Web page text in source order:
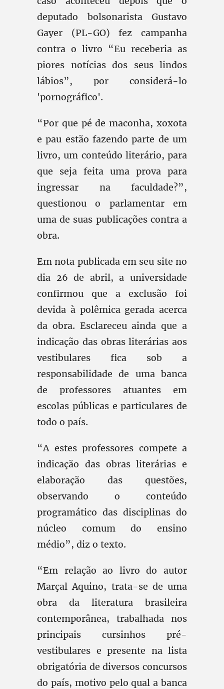
deputado bolsonarista Gustavo
Gayer (PL-GO) fez campanha
contra o livro “Eu receberia as
piores notícias dos seus lindos
lábios”, por considerá-lo
'pornográfico'.
“Por que pé de maconha, xoxota
e pau estão fazendo parte de um
livro, um conteúdo literário, para
que seja feita uma prova para
ingressar na faculdade?”,
questionou o parlamentar em
uma de suas publicações contra a
obra.
Em nota publicada em seu site no
dia 26 de abril, a universidade
confirmou que a exclusão foi
devida à polêmica gerada acerca
da obra. Esclareceu ainda que a
indicação das obras literárias aos
vestibulares fica sob a
responsabilidade de uma banca
de professores atuantes em
escolas públicas e particulares de
todo o país.
“A estes professores compete a
indicação das obras literárias e
elaboração das questões,
observando o conteúdo
programático das disciplinas do
núcleo comum do ensino
médio”, diz o texto.
“Em relação ao livro do autor
Marçal Aquino, trata-se de uma
obra da literatura brasileira
contemporânea, trabalhada nos
principais cursinhos pré-
vestibulares e presente na lista
obrigatória de diversos concursos
do país, motivo pelo qual a banca